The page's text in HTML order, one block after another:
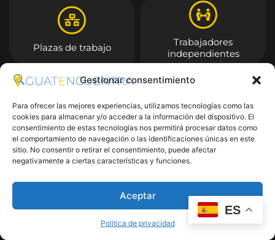
Gestionar consentimiento
Para ofrecer las mejores experiencias, utilizamos tecnologías como las
cookies para almacenar y/o acceder a la información del dispositivo. El
consentimiento de estas tecnologías nos permitirá procesar datos como
el comportamiento de navegación o las identificaciones únicas en este
sitio. No consentir o retirar el consentimiento, puede afectar
negativamente a ciertas características y funciones.
Aceptar
Política de privacidad
Plazas de trabajo
Trabajadores
independientes
Entrar
ES